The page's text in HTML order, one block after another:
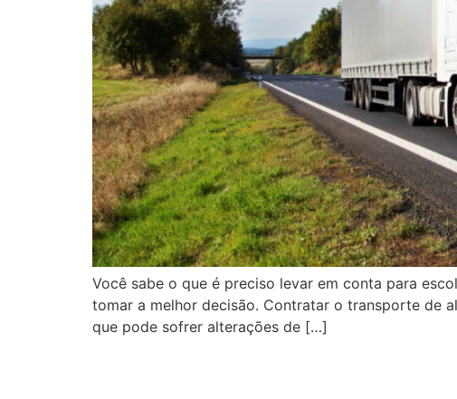
Você sabe o que é preciso levar em conta para
tomar a melhor decisão. Contratar o transporte de
que pode sofrer alterações de […]